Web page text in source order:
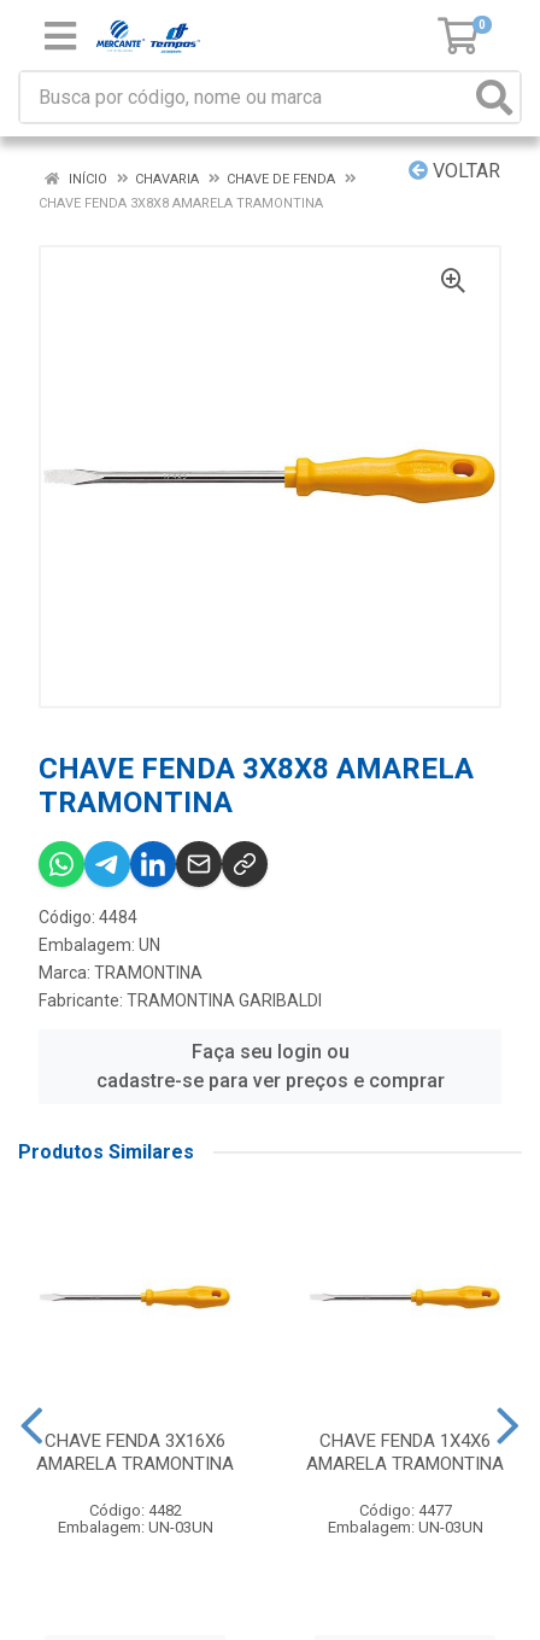
0
VOLTAR
INÍCIO CHAVARIA
CHAVE DE FENDA
CHAVE FENDA 3X8X8 AMARELA TRAMONTINA
CHAVE FENDA 3X8X8 AMARELA
TRAMONTINA
Código: 4484
Embalagem: UN
Marca: TRAMONTINA
Fabricante: TRAMONTINA GARIBALDI
Faça seu login ou
cadastre-se para ver preços e comprar
Produtos Similares
CHAVE FENDA 3X16X6
AMARELA TRAMONTINA
Código: 4482
Embalagem: UN-03UN
CHAVE FENDA 1X4X6
AMARELA TRAMONTINA
Código: 4477
Embalagem: UN-03UN